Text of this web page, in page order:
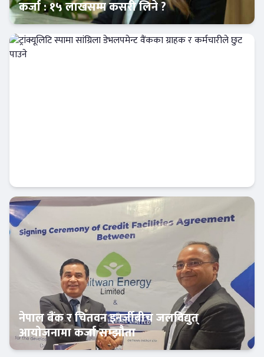
कर्पोरेट
कर्जा : १५ लाखसम्म कसरी लिने ?
बैंक-वित्त
नेपाल बैंक र चितवन इनर्जीबीच जलविद्युत्
आयोजनामा कर्जा सम्झौता